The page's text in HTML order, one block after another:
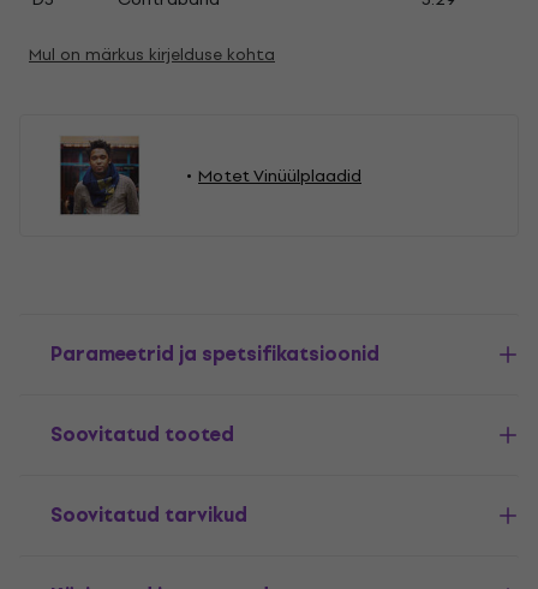
Mul on märkus kirjelduse kohta
Motet Vinüülplaadid
Parameetrid ja spetsifikatsioonid
Soovitatud tooted
Soovitatud tarvikud